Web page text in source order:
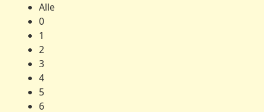
Alle
0
1
2
3
4
5
6